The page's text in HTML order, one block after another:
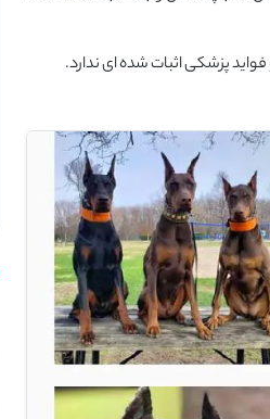
پزشکی اثبات شده ای ندارد.